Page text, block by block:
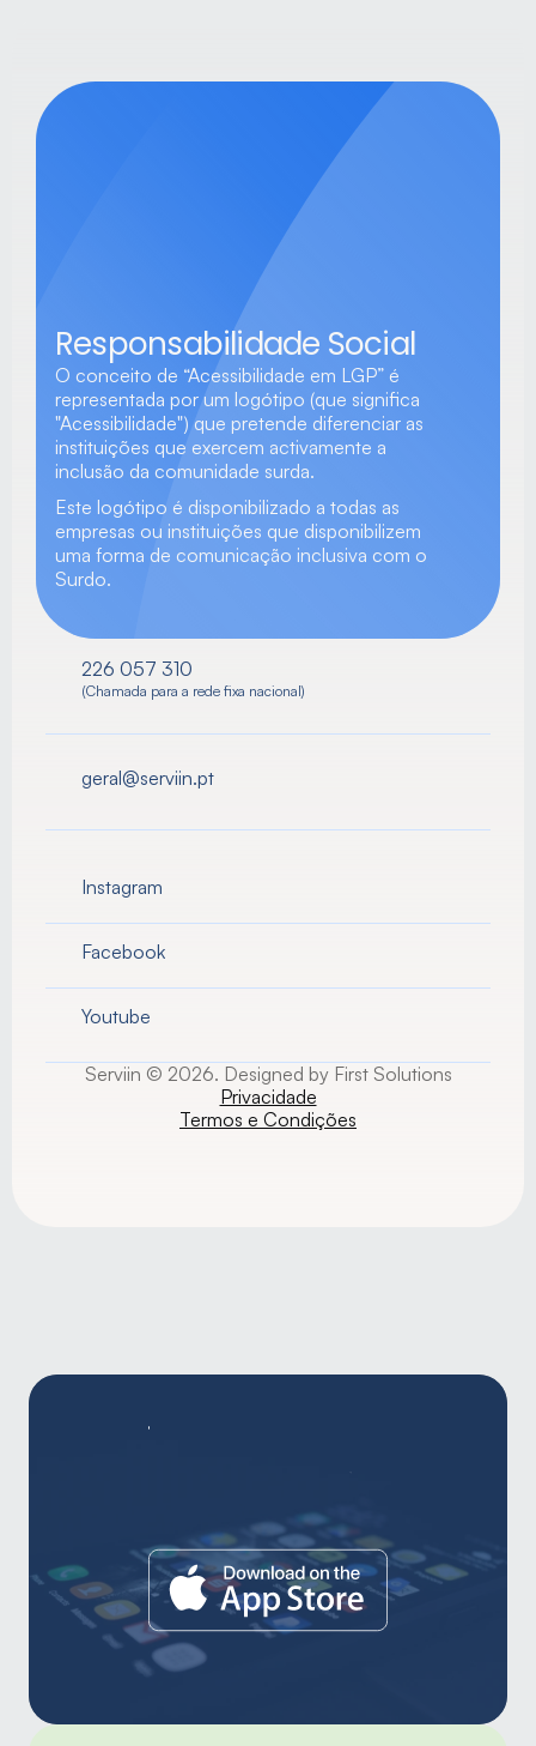
Responsabilidade Social
O conceito de “Acessibilidade em LGP” é
representada por um logótipo (que significa
"Acessibilidade") que pretende diferenciar as
instituições que exercem activamente a
inclusão da comunidade surda.
Este logótipo é disponibilizado a todas as
empresas ou instituições que disponibilizem
uma forma de comunicação inclusiva com o
Surdo.
226 057 310
(Chamada para a rede fixa nacional)
geral@serviin.pt
Instagram
Facebook
Youtube
Serviin © 2026. Designed by First Solutions
Privacidade
Termos e Condições